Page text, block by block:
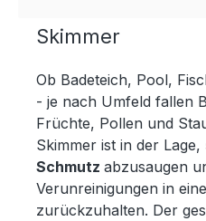
Skimmer
Ob Badeteich, Pool,
- je nach Umfeld fallen
Früchte, Pollen und
Skimmer ist in der Lage,
Schmutz abzusaugen
Verunreinigungen in
zurückzuhalten. Der